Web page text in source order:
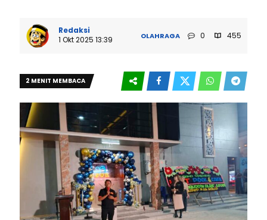
Redaksi
1 Okt 2025 13:39
OLAHRAGA 0 455
2 MENIT MEMBACA